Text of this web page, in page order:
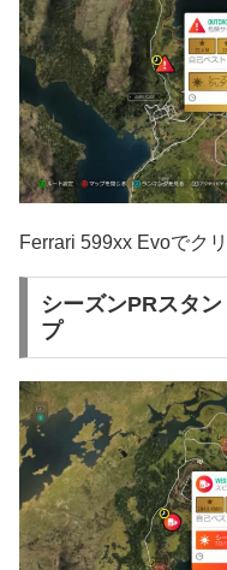
Ferrari 599xx Evoでクリ
シーズンPRスタ
プ